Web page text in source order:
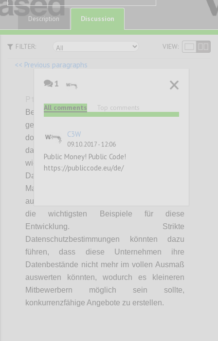
Description Discussion
FILTER: VIEW:
<< Previous paragraphs
Bei den gegenwärtigen Marktverhältnissen
gelingt es einigen Unternehmen eine
dominante Stellung zu entwickeln und
dadurch Marktmacht aufzubauen. Diese
wiederum hilft dem Unternehmen noch mehr
Daten zu sammeln und damit ihre
Marktposition zu festigen oder noch weiter
auszubauen. Google, Facebook, Amazon sind
die wichtigsten Beispiele für diese
Entwicklung. Strikte
Datenschutzbestimmungen könnten dazu
führen, dass diese Unternehmen ihre
Datenbestände nicht mehr im vollen Ausmaß
auswerten könnten, wodurch es kleineren
Mitbewerbern möglich sein sollte,
konkurrenzfähige Angebote zu erstellen.
1
All comments Top comments
C3W
09.10.2017 - 12:06
Public Money! Public Code!
https://publiccode.eu/de/